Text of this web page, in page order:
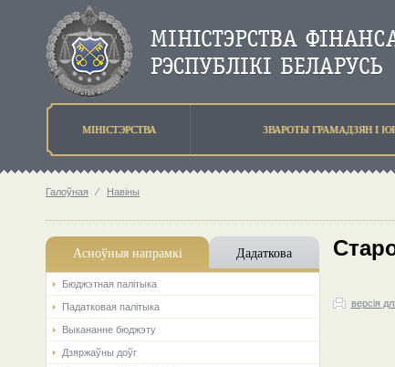
МIНIСТЭРСТВА ЗВАРОТЫ ГРАМАДЗЯН I
Галоўная ⁄ Навіны
Асноўныя напрамкi Дадаткова
Бюджэтная палiтыка
Падатковая палітыка
Выкананне бюджэту
Дзяржаўны доўг
версія